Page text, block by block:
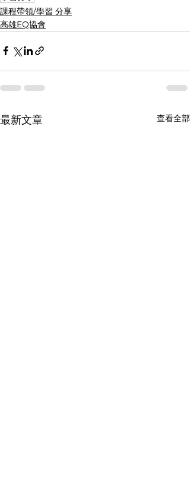
課程帶領/學習 分享
高雄EQ協會
最新文章 查看全部